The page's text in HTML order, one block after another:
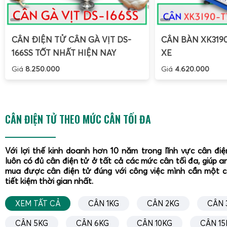
Chất liệu
khung
Thép hộp sơn tĩnh điện hoặc mạ kẽm,
Chất liệu mặt
Thép không gỉ, bề mặt phẳng, dễ vệ sinh
thị
Nguồn điện
Thời gian sử
dụng pin
Nhiều giờ liên tục sau mỗi lần sạc đầy
suất sử dụng)
chính
đơn giá (tùy phiên bản)
Hệ thống bánh
Bánh xe chịu lực, khi cân bánh xe không
CÂN ĐIỆN TỬ CÂN GÀ VỊT DS-
166SS TỐT NHẤT HIỆN NAY
Giá 8.250.000
CÂN BÀN
XE
Giá 4.620.000
CÂN ĐIỆN TỬ THEO MỨC CÂN TỐI ĐA
Với lợi thế kinh doanh hơn 10 năm trong lĩnh vực cân
luôn có đủ cân điện tử ở tất cả các mức cân tối đa, giúp
mua được cân điện tử đúng với công việc mình cần một
tiết kiệm thời gian nhất.
XEM TẤT CẢ CÂN 1KG CÂN 2KG CÂN
CÂN 5KG CÂN 6KG CÂN 10KG CÂN